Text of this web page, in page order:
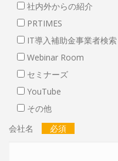
社内外からの紹介
PRTIMES
IT導入補助金事業者検索
Webinar Room
セミナーズ
YouTube
その他
会社名
必須